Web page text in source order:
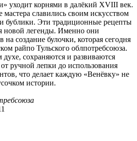
уходит корнями в далёкий XVIII век.
мастера славились своим искусством
бублики. Эти традиционные рецепты
новой легенды. Именно они
на создание булочки, которая сегодня
райпо Тульского облпотребсоюза.
духе, сохраняются и развиваются
ручной лепки до использования
что делает каждую «Венёвку» не
истории.